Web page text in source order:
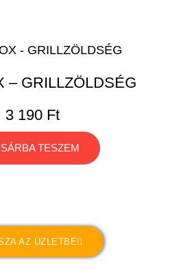
– GRILLZÖLDSÉG
3 190 Ft
TESZEM
AZ ÜZLETBE